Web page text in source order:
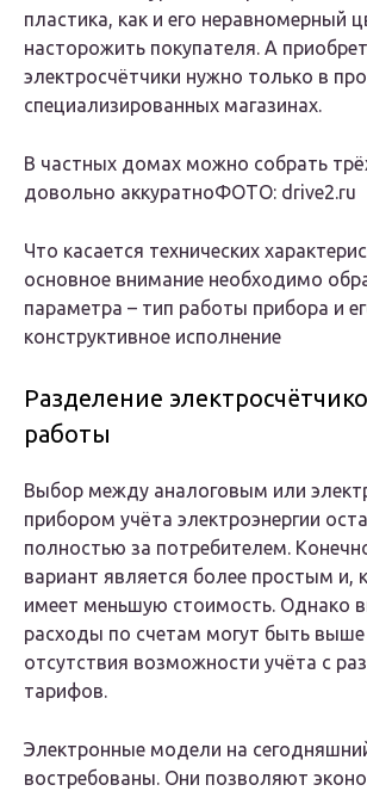
пластика, как и его неравномерный
насторожить покупателя. А
электросчётчики нужно только в
специализированных магазинах.
В частных домах можно собрать
довольно аккуратноФОТО: drive2.ru
Что касается технических
основное внимание необходимо
параметра – тип работы прибора и
конструктивное исполнение
Разделение
работы
Выбор между аналоговым или
прибором учёта электроэнергии
полностью за потребителем.
вариант является более простым и,
имеет меньшую стоимость. Однако
расходы по счетам могут быть выше
отсутствия возможности учёта с
тарифов.
Электронные модели на
востребованы. Они позволяют